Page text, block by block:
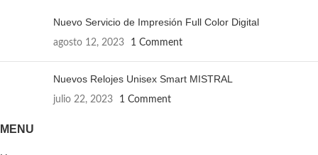
Nuevo Servicio de Impresión Full Color Digital
agosto 12, 2023 1 Comment
Nuevos Relojes Unisex Smart MISTRAL
julio 22, 2023 1 Comment
MENU